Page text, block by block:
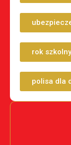
rok
polisa dla